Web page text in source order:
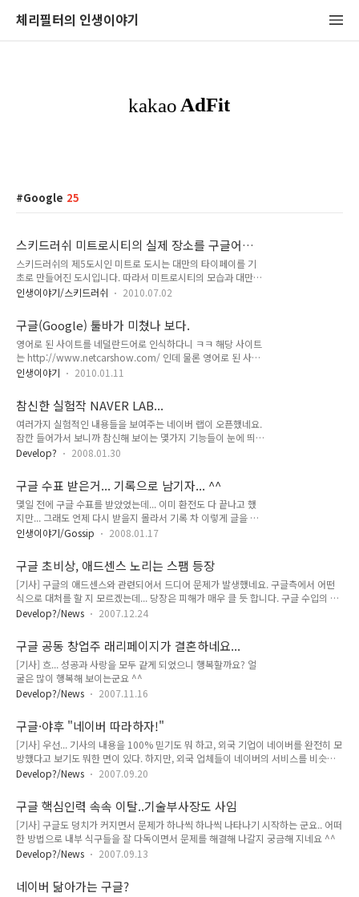
체리필터의 인생이야기
Google 25
스키드러쉬 미트로시티의 실제 장소를 구글어스
로 가 보자
스키드러쉬의 제5도시인 미트로 도시는 대만의 타이페이를 기
초로 만들어진 도시입니다. 따라서 미트로시티의 모습과 대만의
타이페이의 모습을 비교해 보는 것은 매우 흥미있는 일인 것 같
습을 한번 비교해 보고 얼마나 정밀하게 만들어 졌는지 한번 확
인해 보도록 하죠 ^^ 스키드러쉬 미트로 도시 탐방기는 아래 포
스트를 참고해 주세요. 2009/08/07 - [인생이야기/스키드러쉬]
- 스키드러쉬 신도시 미트로 탐방기 - 1 2009/08/12 - [인생이
야기/스키드러쉬] - 스키드러쉬 신도시 미트로 탐방기 - 2 1. 미
맵에서 볼 수 있듯이 공항은 삼각형 부분에 위치해 있습니다. 구
글 어스에..
인생이야기/스키드러쉬 2010.07.02
구글(Google) 툴바가 미쳤나 보다.
영어로 된 사이트를 네덜란드어로 인식하다니 ㅋㅋ 해당 사이트
는 http://www.netcarshow.com/ 인데 물론 영어로 된 사이
트입니다. 그런데 네덜란드어로 되어 있다고 번역해 줄까? 하고
와 영어 별 다를게 없나 보군요 ㅋㅋ 덧. 그런데 네덜란드어는 어
떻게 생겨 먹었데요? 덧2. 번역 하고 나서도 문제네요. 여전희 네
덜란드어로 인식한다는 -.-;;;
인생이야기 2010.01.11
참신한 실험작 NAVER LAB...
여러가지 실험적인 내용들을 보여주는 네이버 랩이 오픈했네요.
잠깐 들어가서 보니까 참신해 보이는 몇가지 기능들이 눈에 띄네
요. '뉴스 클러스터링'이나 'SE검색'은 이미 있는 기능을 광고를
던 새로운 면인듯 하고... '긍정부정 검색', '얼굴사진 검색', '언어
변환기', '자동 띄어쓰기' 등은 새로운 기술을 사용하거나, 기존
에 검색 엔진에서 사용되어지던 기술을 가져다가 실험적으로 보
여주는 서비스 같다. 이러한 여러가지 내용들 중에 실제로 상용
화 되어서 실 서비스에 투입될 것들이 어떤 것들이 될지 모르겠
검색'과 같은 것을 사용할지도 모르겠다 ㅎㅎ Google Labs 역
시 실험적인..
Develop? 2008.01.30
구글 수표 받은거... 기록으로 남기자... ^^
몇일 전에 구글 수표를 받았었는데... 이미 환전도 다 끝나고 했
지만... 그래도 언제 다시 받을지 몰라서 기록 차 이렇게 글을 남
긴다... 요즘 계정 블럭 되는 사람들이 많이 있던데... 나 또한 어
계정 블럭 되기 전에 100달러 도달이 힘들 듯 ㅎㅎ 받은 돈은 아
들놈 어린이집 비용에 모두 올인 -.-;; 그래도 기분은 좋다 ^^ 아
받은 돈은 214.93달러... 환전하니 20만원 조금 안된다 ^^;;
인생이야기/Gossip 2008.01.17
구글 초비상, 애드센스 노리는 스팸 등장
[기사] 구글의 애드센스와 관련되어서 드디어 문제가 발생했네요. 구글측에서 어떤
식으로 대처를 할 지 모르겠는데... 당장은 피해가 매우 클 듯 합니다. 구글 수입의 대
부분을 차지하는 애드센스에 문제가 생기면... -.-;; 생각하기에도 끔찍하겠네요 -.-;;
-.-;;
Develop?/News 2007.12.24
구글 공동 창업주 래리페이지가 결혼하네요...
[기사] 흐... 성공과 사랑을 모두 같게 되었으니 행복할까요? 얼
굴은 많이 행복해 보이는군요 ^^
Develop?/News
2007.11.16
구글·야후 "네이버 따라하자!"
[기사] 우선... 기사의 내용을 100% 믿기도 뭐 하고, 외국 기업이 네이버를 완전히 모
방했다고 보기도 뭐한 면이 있다. 하지만, 외국 업체들이 네이버의 서비스를 비슷하
게 흉내내서 성공하고 있는데, 이런 것들이 성공적인 비즈니스 모델이 된다면 조금
니... 약간만 변경한 후 따라하면, 어떻게 막을 수도 없을 듯 하네요... nhn이 글로벌
기업으로서 먼저 서비스를 글로벌 시장에 내 놓고 했다면, 그리 쉽게 이런 형국이 되
지는 않았을 듯 한데... 우선은 nhn이 일본 시장에 진출하는데 있어서 성공을 꼭 해야
할 듯... 야후의 Answers 서비스가 성공한 것도 안타까운데... 다른 내용들 역시 글로
벌 시장에서 먹혀들어간..
Develop?/News 2007.09.20
구글 핵심인력 속속 이탈..기술부사장도 사임
[기사] 구글도 덩치가 커지면서 문제가 하나씩 하나씩 나타나기 시작하는 군요.. 어떠
한 방법으로 내부 식구들을 잘 다독이면서 문제를 해결해 나갈지 궁금해 지네요 ^^
Develop?/News
2007.09.13
네이버 닮아가는 구글?